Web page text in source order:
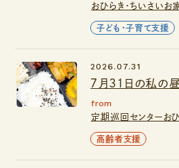
おひらき・ちいさいお
子ども・子育て支援
7月31日の私の
2026.07.31
from
定期巡回センターお
高齢者支援